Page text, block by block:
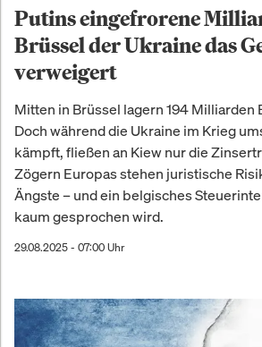
Putins eingefrorene
Brüssel der Ukraine das
verweigert
Mitten in Brüssel lagern 194 Milliarden
Doch während die Ukraine im Krieg
kämpft, fließen an Kiew nur die
Zögern Europas stehen juristische
Ängste – und ein belgisches
kaum gesprochen wird.
29.08.2025 - 07:00 Uhr